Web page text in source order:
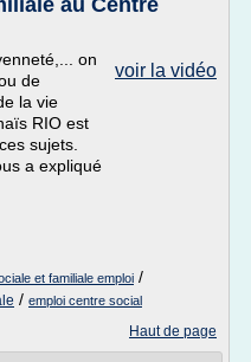
au Centre
voir la vidéo
on
de
la vie
RIO est
sujets.
a expliqué
et familiale emploi /
/ emploi centre social
Haut de page